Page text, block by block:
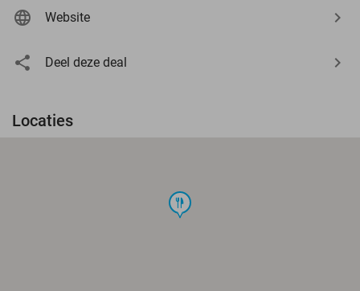
Website
Deel deze deal
Locaties
food